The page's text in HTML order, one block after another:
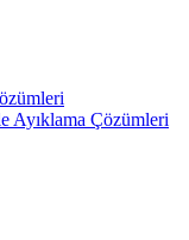
Ayıklama Çözümleri